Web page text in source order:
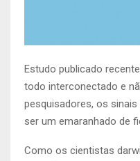
Estudo publicado
todo interconectado e
pesquisadores, os
ser um emaranhado de
Como os cientistas